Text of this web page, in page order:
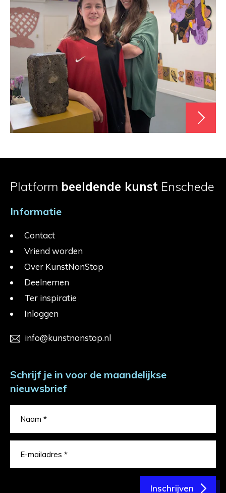
Platform beeldende kunst Enschede
Informatie
Contact
Vriend worden
Over KunstNonStop
Deelnemen
Ter inspiratie
Inloggen
info@kunstnonstop.nl
Schrijf je in voor de maandelijkse
nieuwsbrief
Inschrijven